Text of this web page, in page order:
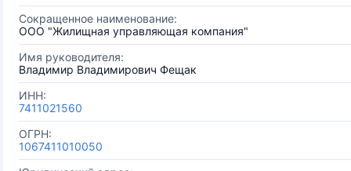
Сокращенное наименование:
ООО "Жилищная управляющая компания"
Имя руководителя:
Владимир Владимирович Фещак
ИНН:
7411021560
ОГРН:
1067411010050